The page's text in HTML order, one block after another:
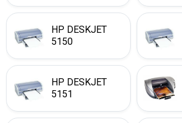
HP DESKJET
5150
HP DESKJET
5151